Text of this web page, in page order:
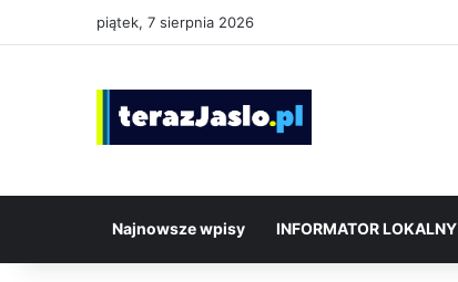
piątek, 7 sierpnia 2026
Najnowsze wpisy INFORMATOR LOKALNY